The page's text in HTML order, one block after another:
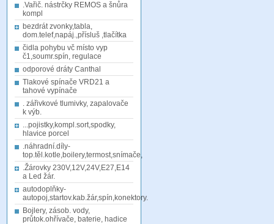
.Vařič. nástrčky REMOS a šnůra
kompl
bezdrát zvonky,tabla,
dom.telef,napáj.,přísluš ,tlačítka
čidla pohybu vč místo vyp
č1,soumr.spín, regulace
odporové dráty Canthal
Tlakové spínače VRD21 a
tahové vypínače
. zářivkové tlumivky, zapalovače
k výb.
...pojistky,kompl.sort,spodky,
hlavice porcel
.náhradní.díly-
top.těl.kotle,boilery,termost,snímače,
.Žárovky 230V,12V,24V,E27,E14
a Led žár.
autodoplňky-
autopoj,startov.kab.žár,spín,konektory.
Bojlery, zásob. vody,
průtok.ohřívače, baterie, hadice